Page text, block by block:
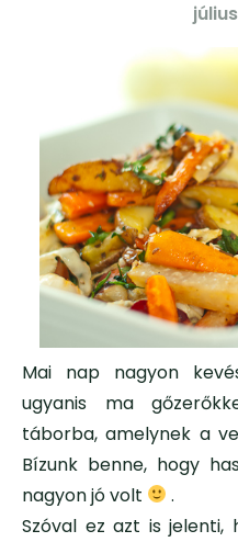
Mai nap nagyon
ugyanis ma
táborba, amelynek a
Bízunk benne, hogy
nagyon jó volt
.
Szóval ez azt is jelenti,